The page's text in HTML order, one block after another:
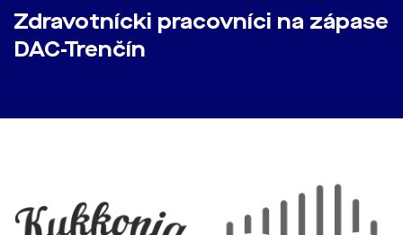
Zdravotnícki pracovníci na zápase
DAC-Trenčín